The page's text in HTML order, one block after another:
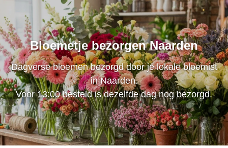
Bloemetje bezorgen Naarden
Dagverse bloemen bezorgd door je lokale bloemist
in Naarden.
Voor 13:00 besteld is dezelfde dag nog bezorgd.